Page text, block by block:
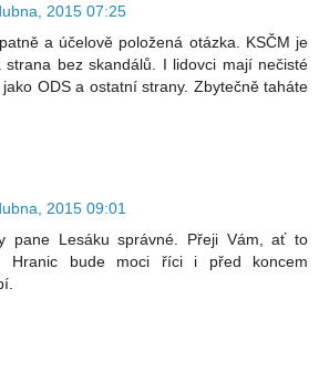
2015 07:25
a účelově položená otázka. KSČM je
strana bez skandálů. I lidovci mají nečisté
ODS a ostatní strany. Zbytečně taháte
2015 09:01
pane Lesáku správné. Přeji Vám, ať to
Hranic bude moci říci i před koncem